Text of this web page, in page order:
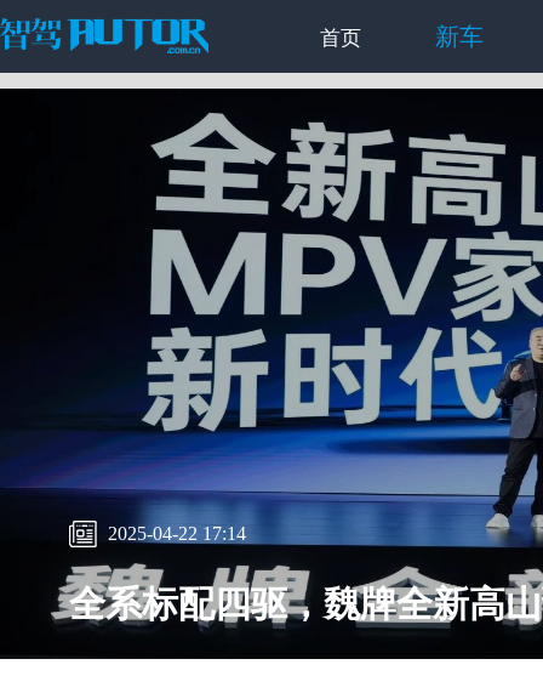
首页 新车
2025-04-22 17:14
全系标配四驱，魏牌全新高